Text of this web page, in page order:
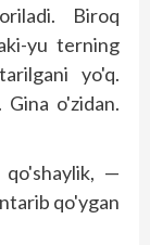
Biroq
yu terning
yo'q.
o'zidan.
qo'shaylik, —
qo'ygan